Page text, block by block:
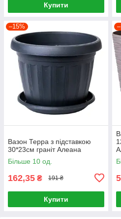
Купити
–15%
Вазон Терра з підставкою
30*23см граніт Алеана
Більше 10 од.
162,35 ₴ 191 ₴
Купити